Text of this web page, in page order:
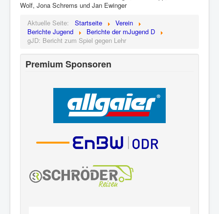
Wolf, Jona Schrems und Jan Ewinger
Aktuelle Seite:
Startseite
Verein
Berichte Jugend
Berichte der mJugend D
gJD: Bericht zum Spiel gegen Lehr
Premium Sponsoren